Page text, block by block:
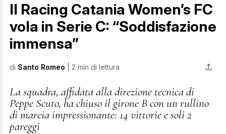
Il Racing Catania Women’s FC
vola in Serie C: “Soddisfazione
immensa”
di Santo Romeo | 2 min di lettura
La squadra, affidata alla direzione tecnica di
Peppe Scuto, ha chiuso il girone B con un rullino
di marcia impressionante: 14 vittorie e soli 2
pareggi